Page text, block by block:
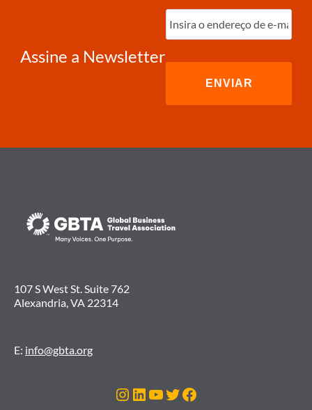
Assine a Newsletter
Digite
o
e-
107 S West St. Suite 762
Alexandria, VA 22314
E: info@gbta.org
Instagram
LinkedIn
Youtube
Twitter
Facebook